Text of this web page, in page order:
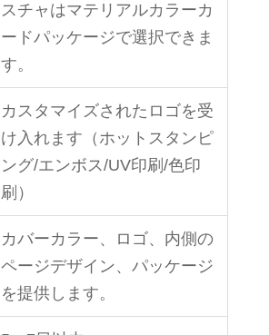
スチャはマテリアルカラーカ
ードパッケージで選択できま
す。
カスタマイズされたロゴを受
け入れます（ホットスタンピ
ング/エンボス/UV印刷/色印
刷）
カバーカラー、ロゴ、内側の
ページデザイン、パッケージ
を提供します。